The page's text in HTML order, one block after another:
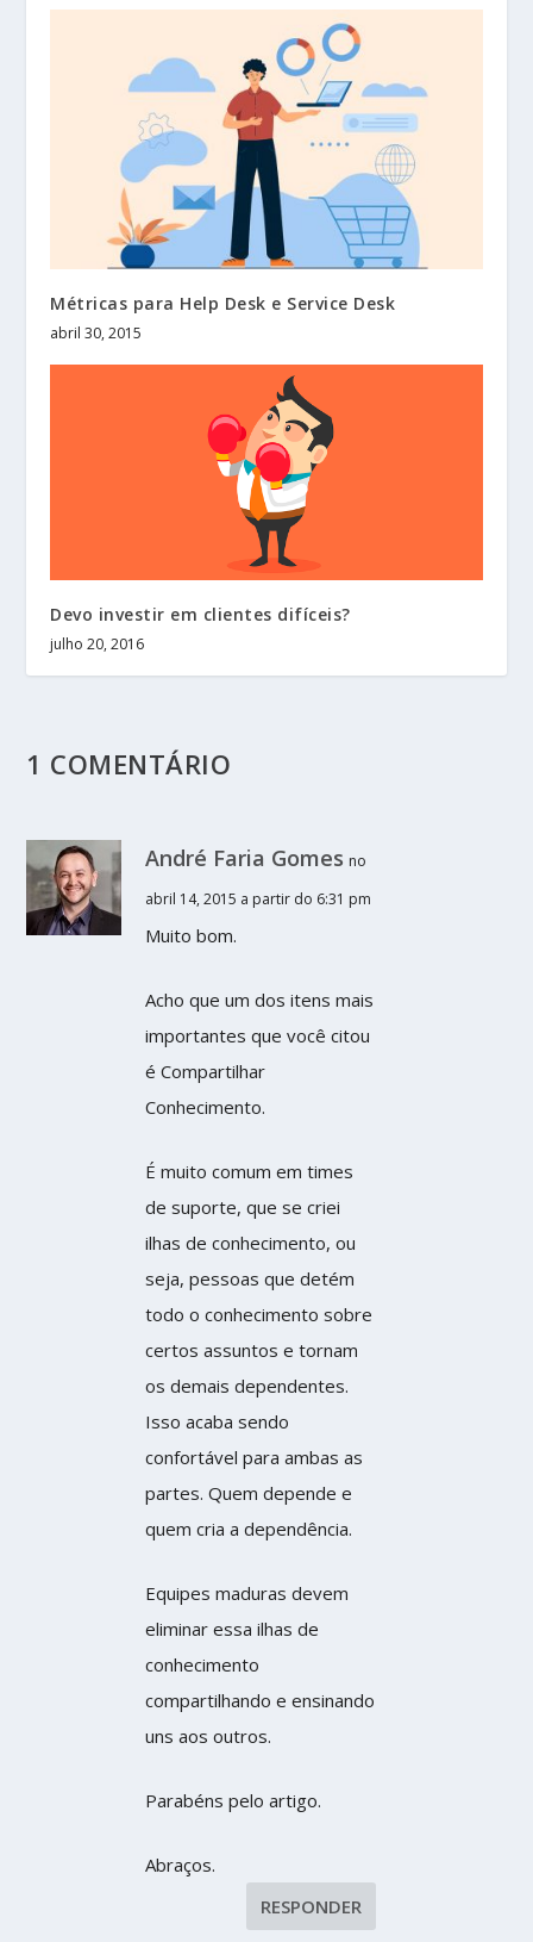
Métricas para Help Desk e Service Desk
abril 30, 2015
Devo investir em clientes difíceis?
julho 20, 2016
1 COMENTÁRIO
André Faria Gomes no
abril 14, 2015 a partir do 6:31 pm
Muito bom.
Acho que um dos itens mais
importantes que você citou
é Compartilhar
Conhecimento.
É muito comum em times
de suporte, que se criei
ilhas de conhecimento, ou
seja, pessoas que detém
todo o conhecimento sobre
certos assuntos e tornam
os demais dependentes.
Isso acaba sendo
confortável para ambas as
partes. Quem depende e
quem cria a dependência.
Equipes maduras devem
eliminar essa ilhas de
conhecimento
compartilhando e ensinando
uns aos outros.
Parabéns pelo artigo.
Abraços.
RESPONDER